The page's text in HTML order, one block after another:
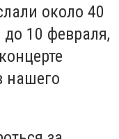
около 40
10 февраля,
нашего